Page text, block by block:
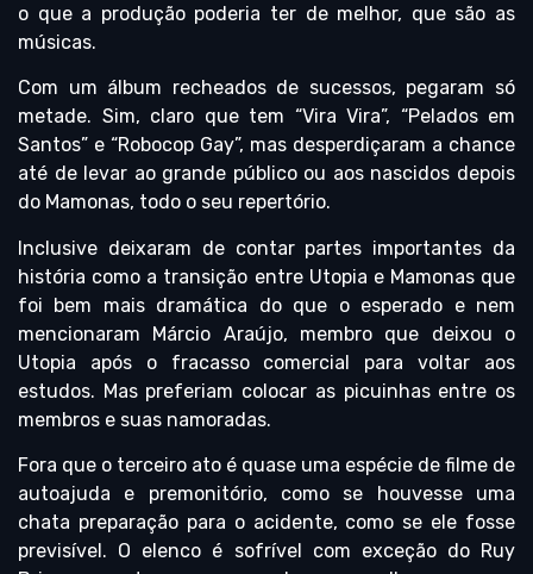
o que a produção poderia ter de melhor, que são as
músicas.
Com um álbum recheados de sucessos, pegaram só
metade. Sim, claro que tem “Vira Vira”, “Pelados em
Santos” e “Robocop Gay”, mas desperdiçaram a chance
até de levar ao grande público ou aos nascidos depois
do Mamonas, todo o seu repertório.
Inclusive deixaram de contar partes importantes da
história como a transição entre Utopia e Mamonas que
foi bem mais dramática do que o esperado e nem
mencionaram Márcio Araújo, membro que deixou o
Utopia após o fracasso comercial para voltar aos
estudos. Mas preferiam colocar as picuinhas entre os
membros e suas namoradas.
Fora que o terceiro ato é quase uma espécie de filme de
autoajuda e premonitório, como se houvesse uma
chata preparação para o acidente, como se ele fosse
previsível. O elenco é sofrível com exceção do Ruy